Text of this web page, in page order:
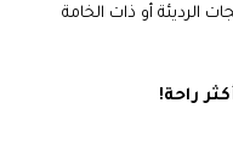
أو ذات الخامة
راحة!